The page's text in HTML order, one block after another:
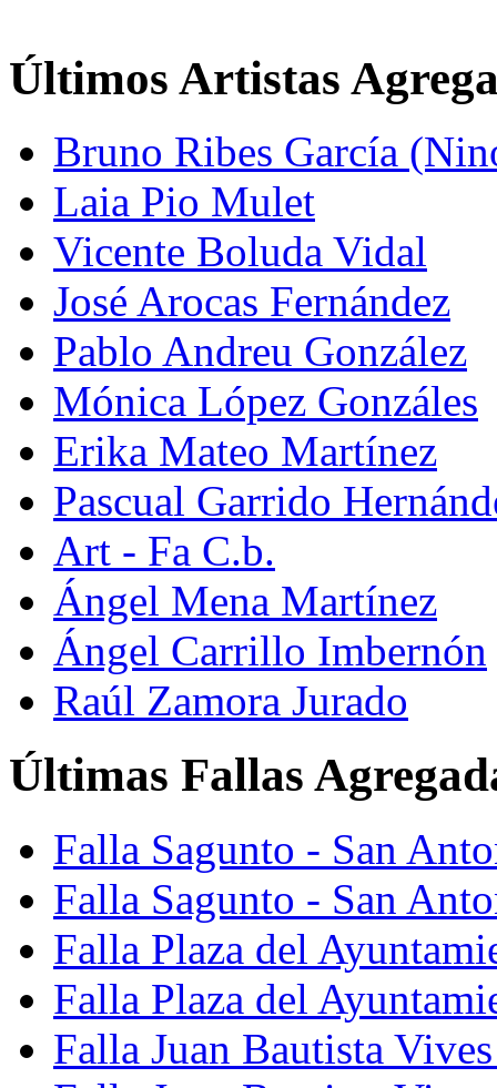
Últimos Artistas
Bruno Ribes García
Laia Pio Mulet
Vicente Boluda Vidal
José Arocas Fernández
Pablo Andreu González
Mónica López Gonzáles
Erika Mateo Martínez
Pascual Garrido
Art - Fa C.b.
Ángel Mena Martínez
Ángel Carrillo Imbernón
Raúl Zamora Jurado
Últimas Fallas
Falla Sagunto - San
Falla Sagunto - San
Falla Plaza del
Falla Plaza del
Falla Juan Bautista